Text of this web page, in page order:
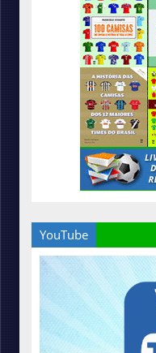
YouTube